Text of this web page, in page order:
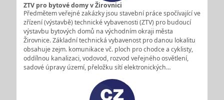
ZTV pro bytové domy v Žirovnici
Předmětem veřejné zakázky jsou stavební práce spočívající ve
zřízení (výstavbě) technické vybavenosti (ZTV) pro budoucí
výstavbu bytových domů na východním okraji města
Žirovnice. Základní technická vybavenost pro danou lokalitu
obsahuje zejm. komunikace vč. ploch pro chodce a cyklisty,
oddílnou kanalizaci, vodovod, rozvod veřejného osvětlení,
sadové úpravy území, přeložku sítí elektronických…